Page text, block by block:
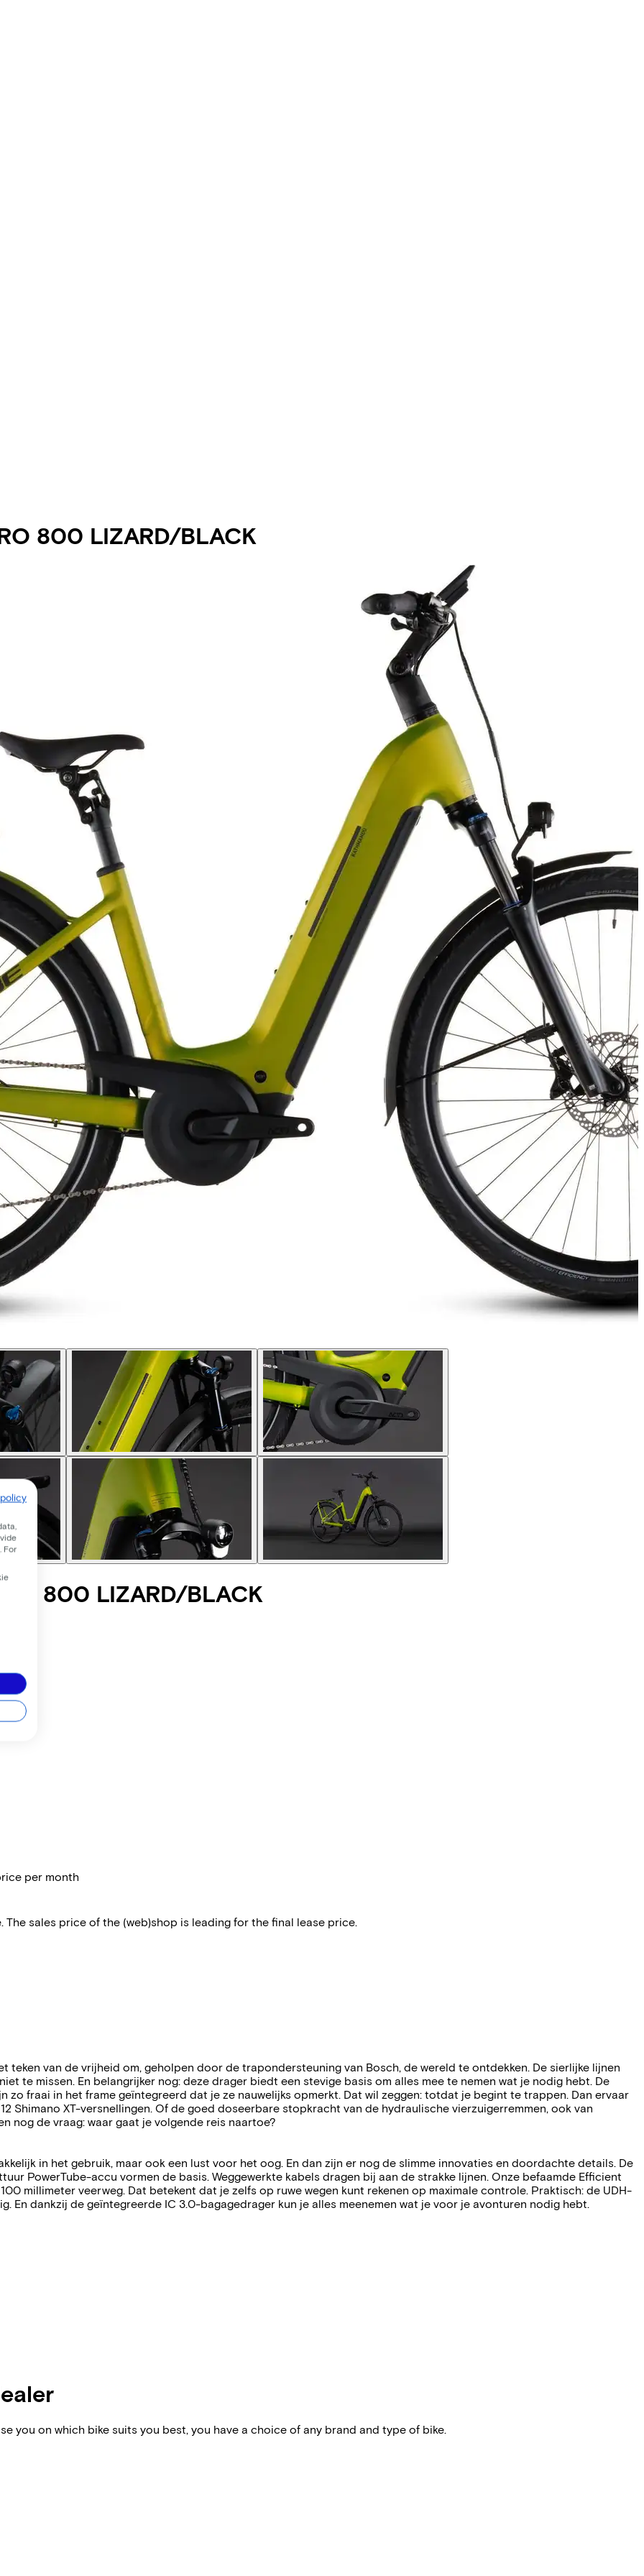
800 LIZARD/BLACK
800 LIZARD/BLACK
per month
sales price of the (web)shop is leading for the final lease price.
teken van de vrijheid om, geholpen door de trapondersteuning van Bosch, de wereld te ontdekken. De sierlijke lijnen
te missen. En belangrijker nog: deze drager biedt een stevige basis om alles mee te nemen wat je nodig hebt. De
zo fraai in het frame geïntegreerd dat je ze nauwelijks opmerkt. Dat wil zeggen: totdat je begint te trappen. Dan ervaar
Shimano XT-versnellingen. Of de goed doseerbare stopkracht van de hydraulische vierzuigerremmen, ook van
nog de vraag: waar gaat je volgende reis naartoe?
in het gebruik, maar ook een lust voor het oog. En dan zijn er nog de slimme innovaties en doordachte details. De
PowerTube-accu vormen de basis. Weggewerkte kabels dragen bij aan de strakke lijnen. Onze befaamde Efficient
millimeter veerweg. Dat betekent dat je zelfs op ruwe wegen kunt rekenen op maximale controle. Praktisch: de UDH-
En dankzij de geïntegreerde IC 3.0-bagagedrager kun je alles meenemen wat je voor je avonturen nodig hebt.
you on which bike suits you best, you have a choice of any brand and type of bike.
. For